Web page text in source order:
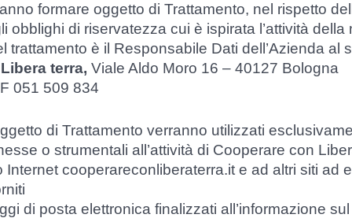
formare oggetto di Trattamento, nel rispetto
obblighi di riservatezza cui è ispirata l’attività della
trattamento è il Responsabile Dati dell’Azienda al
terra, Viale Aldo Moro 16 – 40127 Bologna
051 509 834
di Trattamento verranno utilizzati
o strumentali all’attività di Cooperare con
Internet cooperareconliberaterra.it e ad altri siti ad
di posta elettronica finalizzati all’informazione